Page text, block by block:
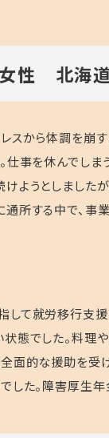
性 北海道
スから体調を崩
仕事を休んでし
ようとしました
所する中で、事
て就労移行支援
態でした。料理
面的な援助を受
した。障害厚生